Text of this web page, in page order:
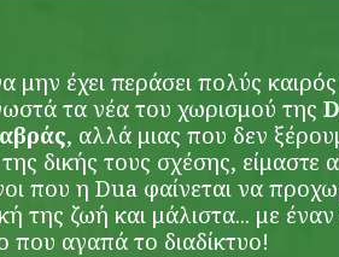
μην έχει περάσει πολύς
τα νέα του χωρισμού της
, αλλά μιας που δεν
δικής τους σχέσης, είμαστε
που η Dua φαίνεται να
της ζωή και μάλιστα... με
που αγαπά το διαδίκτυο!